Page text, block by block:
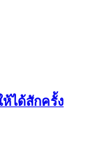
ห้ได้สักครั้ง